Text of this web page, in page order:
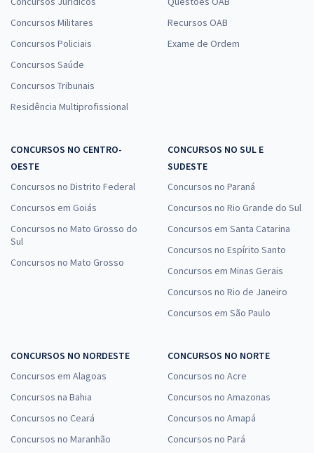
Concursos Militares
Concursos Policiais
Concursos Saúde
Concursos Tribunais
Residência Multiprofissional
Recursos OAB
Exame de Ordem
CONCURSOS NO CENTRO-
OESTE
Concursos no Distrito Federal
Concursos em Goiás
Concursos no Mato Grosso do
Sul
Concursos no Mato Grosso
CONCURSOS NO SUL E
SUDESTE
Concursos no Paraná
Concursos no Rio Grande do Sul
Concursos em Santa Catarina
Concursos no Espírito Santo
Concursos em Minas Gerais
Concursos no Rio de Janeiro
Concursos em São Paulo
CONCURSOS NO NORDESTE
Concursos em Alagoas
Concursos na Bahia
Concursos no Ceará
Concursos no Maranhão
CONCURSOS NO NORTE
Concursos no Acre
Concursos no Amazonas
Concursos no Amapá
Concursos no Pará